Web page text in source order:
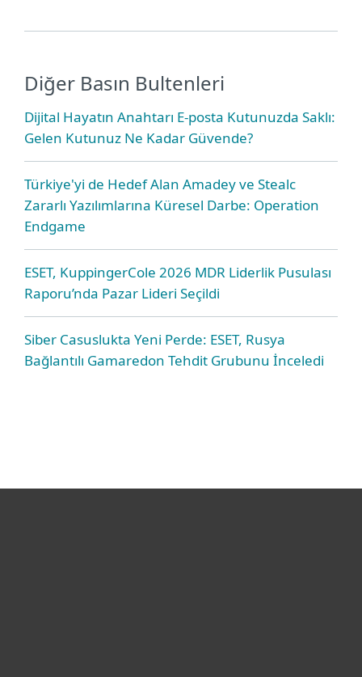
Diğer Basın Bultenleri
Dijital Hayatın Anahtarı E-posta Kutunuzda Saklı:
Gelen Kutunuz Ne Kadar Güvende?
Türkiye'yi de Hedef Alan Amadey ve Stealc
Zararlı Yazılımlarına Küresel Darbe: Operation
Endgame
ESET, KuppingerCole 2026 MDR Liderlik Pusulası
Raporu’nda Pazar Lideri Seçildi
Siber Casuslukta Yeni Perde: ESET, Rusya
Bağlantılı Gamaredon Tehdit Grubunu İnceledi